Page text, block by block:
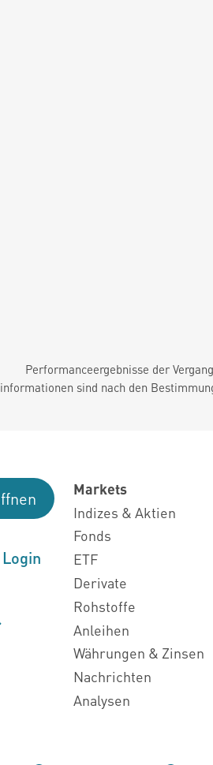
Performanceergebnisse der
sind nach den
Markets
Indizes & Aktien
Fonds
ETF
Derivate
Rohstoffe
Anleihen
Währungen & Zinsen
Nachrichten
Analysen